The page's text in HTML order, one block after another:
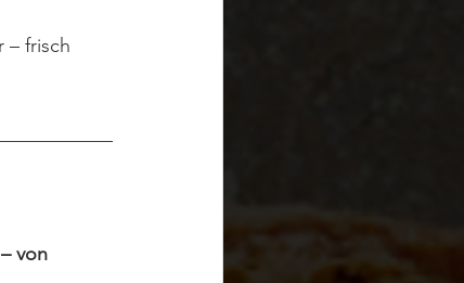
– frisch
von